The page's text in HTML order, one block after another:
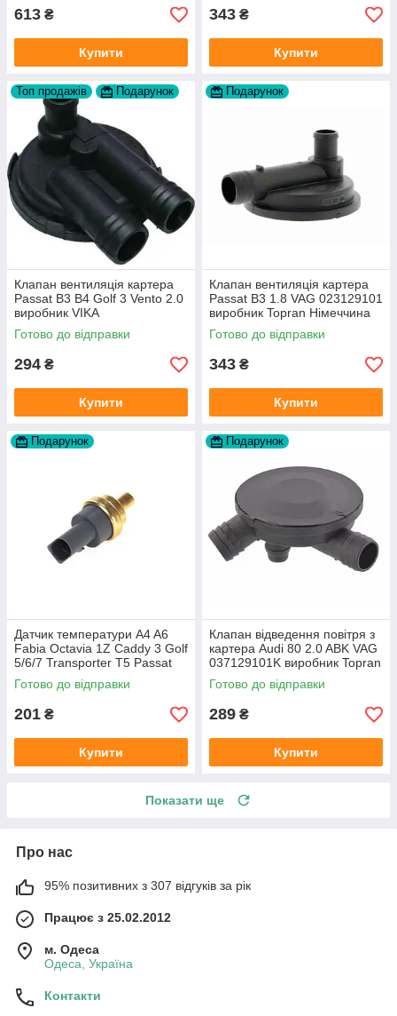
613 ₴
Купити
343 ₴
Купити
Топ продажів Подарунок
Клапан вентиляція картера
Passat B3 B4 Golf 3 Vento 2.0
виробник VIKA
Готово до відправки
294 ₴
Купити
Подарунок
Клапан вентиляція картера
Passat B3 1.8 VAG 023129101
виробник Topran Німеччина
Готово до відправки
343 ₴
Купити
Подарунок
Датчик температури A4 A6
Fabia Octavia 1Z Caddy 3 Golf
5/6/7 Transporter T5 Passat
B6 (колір сірий)
Готово до відправки
201 ₴
Купити
Подарунок
Клапан відведення повітря з
картера Audi 80 2.0 ABK VAG
037129101K виробник Topran
Німеччина
Готово до відправки
289 ₴
Купити
Показати ще
Про нас
95% позитивних з 307 відгуків за рік
Працює з 25.02.2012
м. Одеса
Одеса, Україна
Контакти